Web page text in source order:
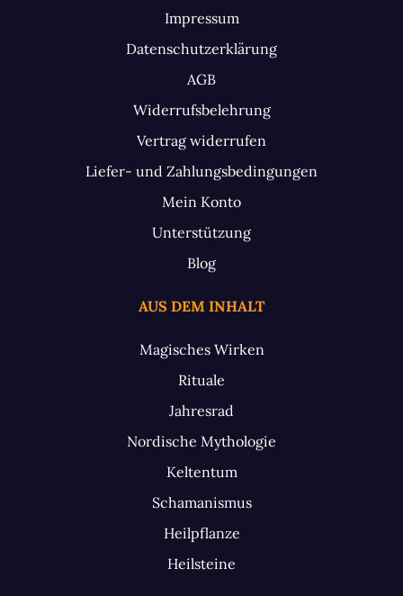
Impressum
Datenschutzerklärung
AGB
Widerrufsbelehrung
Vertrag widerrufen
Liefer- und Zahlungsbedingungen
Mein Konto
Unterstützung
Blog
AUS DEM INHALT
Magisches Wirken
Rituale
Jahresrad
Nordische Mythologie
Keltentum
Schamanismus
Heilpflanze
Heilsteine